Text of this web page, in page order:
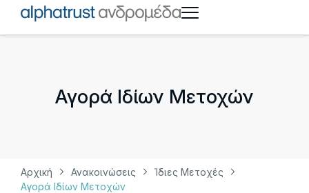
Αγορά Ιδίων Μετοχών
Αρχική Ανακοινώσεις
Ίδιες Μετοχές
Αγορά Ιδίων Μετοχών